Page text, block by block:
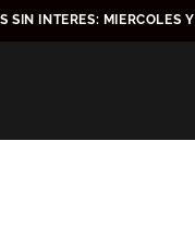
SIN INTERES: MIERCOLES